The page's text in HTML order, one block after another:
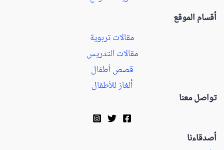
أقسام الموقع
مقالات تربوية
مقالات التدريس
قصص أطفال
ألغاز للأطفال
تواصل معنا
أصدقاءنا